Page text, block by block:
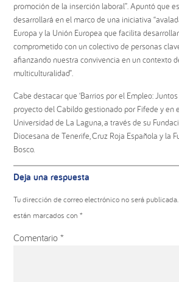
promoción de la inserción laboral”. Apuntó que
desarrollará en el marco de una iniciativa
Europa y la Unión Europea que facilita
comprometido con un colectivo de personas
afianzando nuestra convivencia en un contexto
multiculturalidad”.
Cabe destacar que ‘Barrios por el Empleo:
proyecto del Cabildo gestionado por Fifede y en
Universidad de La Laguna, a través de su
Diocesana de Tenerife, Cruz Roja Española y la
Bosco.
Interacciones
con
los
lectores
Deja una respuesta
Tu dirección de correo electrónico no será publicada.
están marcados con*
Comentario*